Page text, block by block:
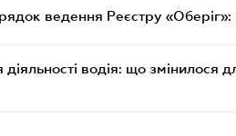
ведення Реєстру
водія: що змінилося